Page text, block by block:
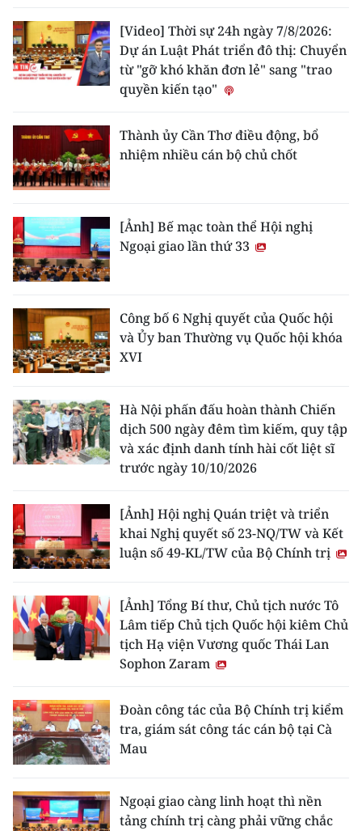
中文
FRANÇAIS
РУССКИЙ
ESPAÑOL
[Video] Thời sự 24h ngày 7/8/2026:
Dự án Luật Phát triển đô thị: Chuyển
từ "gỡ khó khăn đơn lẻ" sang "trao
quyền kiến tạo"
Thành ủy Cần Thơ điều động, bổ
nhiệm nhiều cán bộ chủ chốt
[Ảnh] Bế mạc toàn thể Hội nghị
Ngoại giao lần thứ 33
Công bố 6 Nghị quyết của Quốc hội
và Ủy ban Thường vụ Quốc hội khóa
XVI
Hà Nội phấn đấu hoàn thành Chiến
dịch 500 ngày đêm tìm kiếm, quy tập
và xác định danh tính hài cốt liệt sĩ
trước ngày 10/10/2026
[Ảnh] Hội nghị Quán triệt và triển
khai Nghị quyết số 23-NQ/TW và Kết
luận số 49-KL/TW của Bộ Chính trị
[Ảnh] Tổng Bí thư, Chủ tịch nước Tô
Lâm tiếp Chủ tịch Quốc hội kiêm Chủ
tịch Hạ viện Vương quốc Thái Lan
Sophon Zaram
Đoàn công tác của Bộ Chính trị kiểm
tra, giám sát công tác cán bộ tại Cà
Mau
Ngoại giao càng linh hoạt thì nền
tảng chính trị càng phải vững chắc